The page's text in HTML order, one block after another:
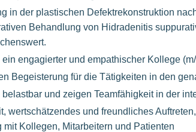
in der plastischen Defektrekonstruktion
Behandlung von Hidradenitis
ein engagierter und empathischer Kollege
Begeisterung für die Tätigkeiten in den
belastbar und zeigen Teamfähigkeit in der
wertschätzendes und freundliches
mit Kollegen, Mitarbeitern und Patienten